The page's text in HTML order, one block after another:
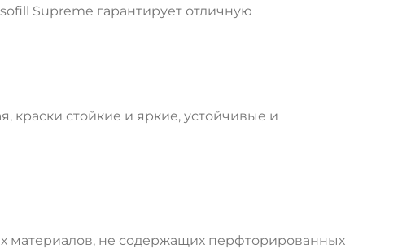
Supreme гарантирует отличную
краски стойкие и яркие, устойчивые и
материалов, не содержащих перфторированных